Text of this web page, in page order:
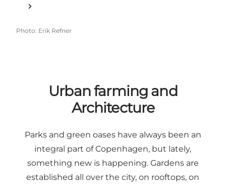
Photo: Erik Refner
Urban farming and
Architecture
Parks and green oases have always been an
integral part of Copenhagen, but lately,
something new is happening. Gardens are
established all over the city, on rooftops, on